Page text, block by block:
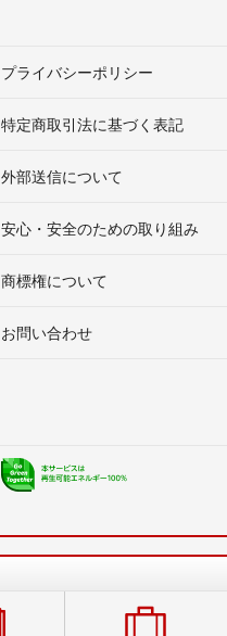
プライバシーポリシー
特定商取引法に基づく表記
外部送信について
安心・安全のための取り組み
商標権について
お問い合わせ